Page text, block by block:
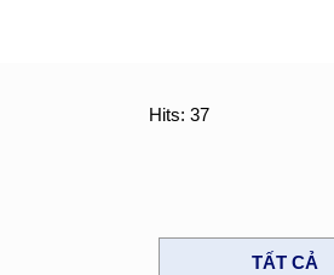
Hits: 37
TẤT CẢ